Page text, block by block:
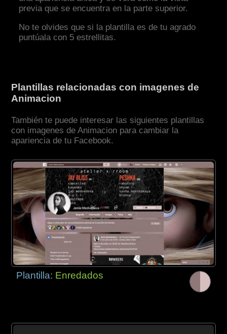
previa que se encuentra en la parte superior.
No te olvides que si la plantilla es de tu agrado
puntúala con 5 estrellitas.
Plantillas relacionadas con imagenes de
Animacion
También te puede interesar las siguientes plantillas
con imagenes de Animacion para cambiar la
apariencia de tu Facebook.
Plantilla: Enredados